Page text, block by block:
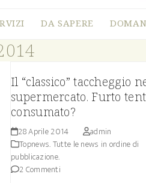
DA SAPERE
Il “classico” taccheggio
supermercato. Furto
consumato?
28 Aprile 2014
admin
Topnews. Tutte le news in ordine di
pubblicazione.
2 Commenti